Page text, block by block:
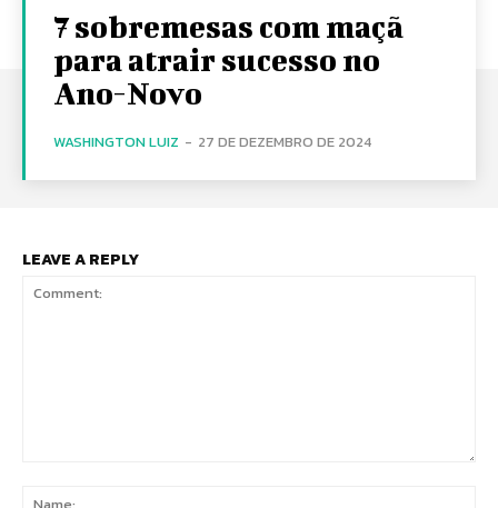
7 sobremesas com maçã
para atrair sucesso no
Ano-Novo
WASHINGTON LUIZ - 27 DE DEZEMBRO DE 2024
LEAVE A REPLY